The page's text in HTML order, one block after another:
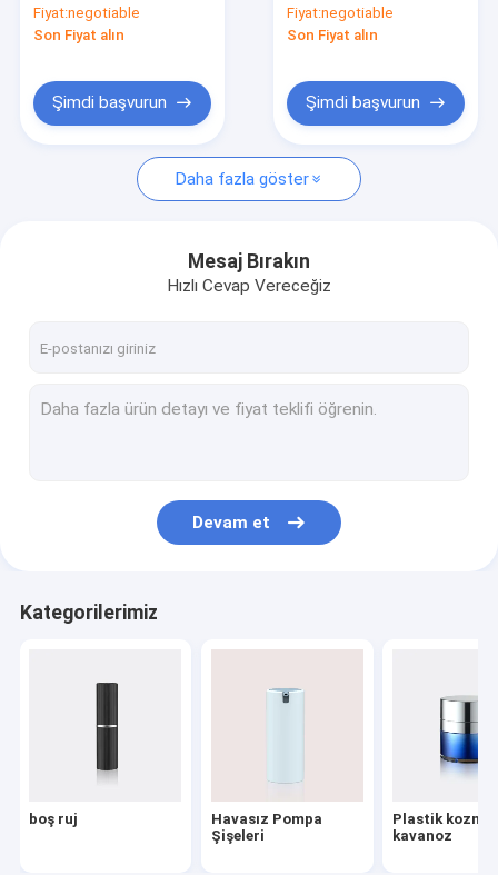
Bir teklif isteği
Company News
Plastik kozmetik kavanoz
Parfüm Pompası Püskürtücü
Toz Compact
Kozmetik Tedavi Pompaları
PET şişeler kozmetik
Köpük Sabun Pompası
Oje Çıkarıcı Pompa
Losyon Pompası
Fiyat:negotiable
Son Fiyat alın
Şimdi başvurun
Losyon Pompasının
Değiştirilmesi
Fiyat:negotiable
Son Fiyat alın
Şimdi başvurun
Daha fazla göster
Mesaj Bırakın
Hızlı Cevap Vereceğiz
Devam et
Kategorilerimiz
boş ruj
Havasız Pompa
Şişeleri
Plastik
kavanoz